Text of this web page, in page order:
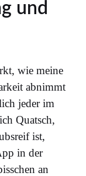
und
wie meine
abnimmt
jeder im
Quatsch,
ist,
in der
an